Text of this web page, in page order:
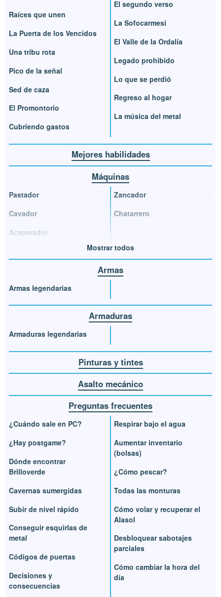
Raíces que unen
La Puerta de los Vencidos
Una tribu rota
Pico de la señal
Sed de caza
El Promontorio
Cubriendo gastos
El segundo verso
La Sofocarmesí
El Valle de la Ordalía
Legado prohibido
Lo que se perdió
Regreso al hogar
La música del metal
Mejores habilidades
Máquinas
Pastador
Cavador
Acaparador
Zancador
Chatarrero
Mostrar todos
Armas
Armas legendarias
Armaduras
Armaduras legendarias
Pinturas y tintes
Asalto mecánico
Preguntas frecuentes
¿Cuándo sale en PC?
¿Hay postgame?
Dónde encontrar
Brilloverde
Cavernas sumergidas
Subir de nivel rápido
Conseguir esquirlas de
metal
Códigos de puertas
Decisiones y
consecuencias
Respirar bajo el agua
Aumentar inventario
(bolsas)
¿Cómo pescar?
Todas las monturas
Cómo volar y recuperar el
Alasol
Desbloquear sabotajes
parciales
Cómo cambiar la hora del
día